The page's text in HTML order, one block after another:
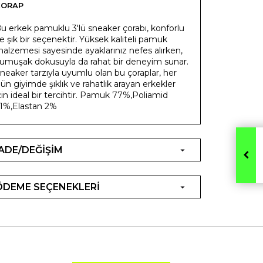
erkek pamuklu 3'lü sneaker çorabı, konforlu
şık bir seçenektir. Yüksek kaliteli pamuk
sayesinde ayaklarınız nefes alırken,
dokusuyla da rahat bir deneyim sunar.
tarzıyla uyumlu olan bu çoraplar, her
giyimde şıklık ve rahatlık arayan erkekler
ideal bir tercihtir. Pamuk 77%,Poliamid
2%
DEĞİŞİM
SEÇENEKLERİ